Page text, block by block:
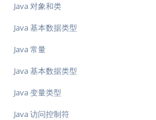
Java 对象和类
Java 基本数据类型
Java 常量
Java 基本数据类型
Java 变量类型
Java 访问控制符